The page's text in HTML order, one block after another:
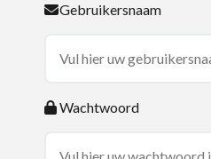
Gebruikersnaam
Wachtwoord